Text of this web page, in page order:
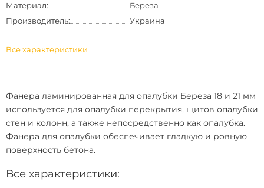
Материал:
Береза
Производитель:
Украина
Все характеристики
Фанера ламинированная для опалубки Береза ​​18 и 21 мм
используется для опалубки перекрытия, щитов опалубки
стен и колонн, а также непосредственно как опалубка.
Фанера для опалубки обеспечивает гладкую и ровную
поверхность бетона.
Все характеристики: